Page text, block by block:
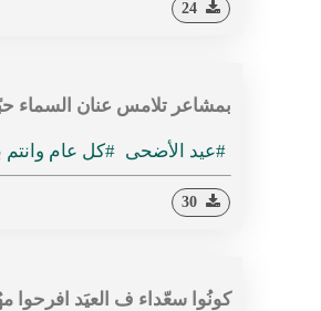
بمشاعر تلامس عنان السماء
#عيد الأضحى #كل عام وانتم
كونُوا سعّداء ف العيَد افرحوا